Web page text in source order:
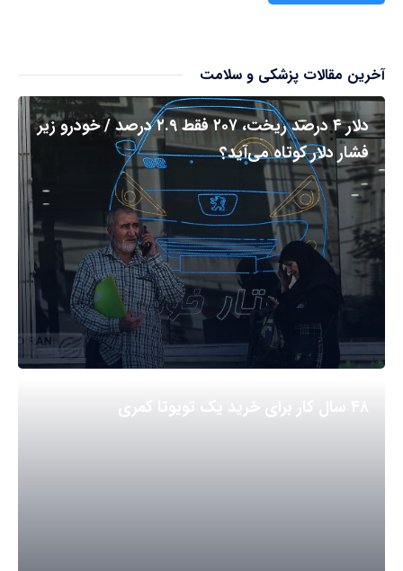
آخرین مقالات پزشکی و سلامت
دلار ۴ درصد ریخت، ۲۰۷ فقط ۲.۹ درصد / خودرو زیر
فشار دلار کوتاه می‌آید؟
۴۸ سال کار برای خرید یک تویوتا کمری